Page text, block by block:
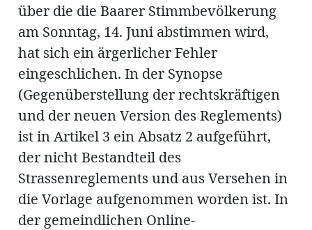
über die die Baarer Stimmbevölkerung
am Sonntag, 14. Juni abstimmen wird,
hat sich ein ärgerlicher Fehler
eingeschlichen. In der Synopse
(Gegenüberstellung der rechtskräftigen
und der neuen Version des Reglements)
ist in Artikel 3 ein Absatz 2 aufgeführt,
der nicht Bestandteil des
Strassenreglements und aus Versehen in
die Vorlage aufgenommen worden ist. In
der gemeindlichen Online-